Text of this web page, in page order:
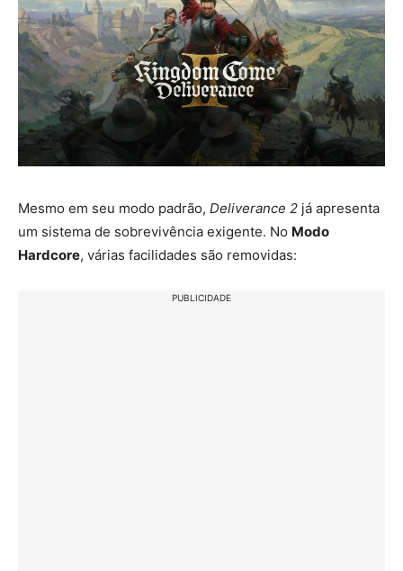
Mesmo em seu modo padrão, Deliverance 2 já apresenta
um sistema de sobrevivência exigente. No Modo
Hardcore, várias facilidades são removidas:
PUBLICIDADE